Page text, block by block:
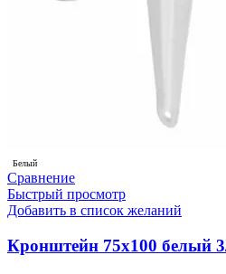
Белый
Сравнение
Быстрый просмотр
Добавить в список желаний
Кронштейн 75х100 белый